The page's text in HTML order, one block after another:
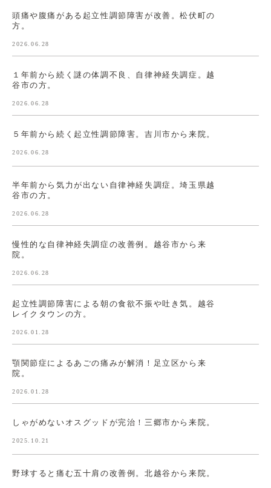
頭痛や腹痛がある起立性調節障害が改善。松伏町の
方。
2026.06.28
１年前から続く謎の体調不良、自律神経失調症。越
谷市の方。
2026.06.28
５年前から続く起立性調節障害。吉川市から来院。
2026.06.28
半年前から気力が出ない自律神経失調症。埼玉県越
谷市の方。
2026.06.28
慢性的な自律神経失調症の改善例。越谷市から来
院。
2026.06.28
起立性調節障害による朝の食欲不振や吐き気。越谷
レイクタウンの方。
2026.01.28
顎関節症によるあごの痛みが解消！足立区から来
院。
2026.01.28
しゃがめないオスグッドが完治！三郷市から来院。
2025.10.21
野球すると痛む五十肩の改善例。北越谷から来院。